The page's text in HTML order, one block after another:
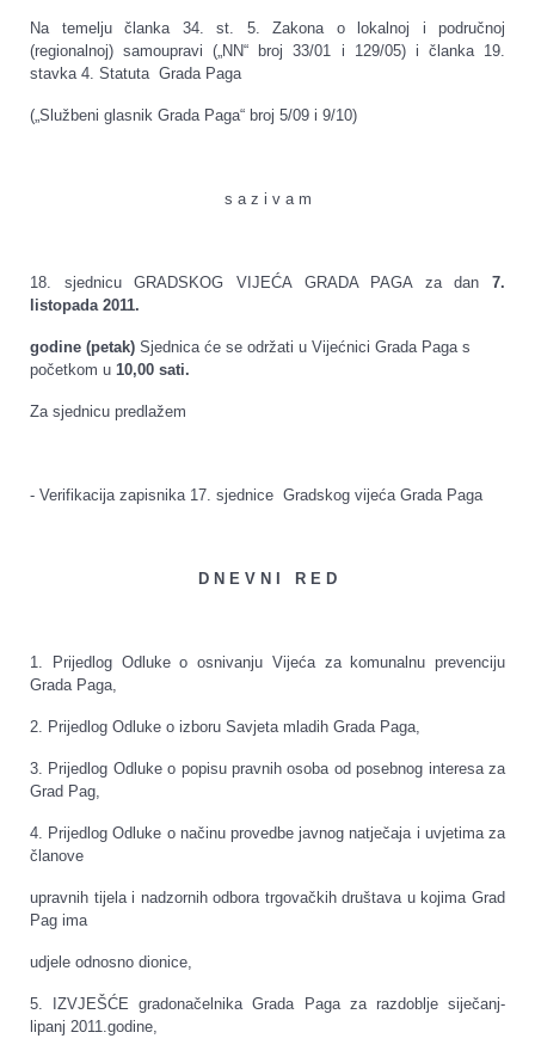
Na temelju članka 34. st. 5. Zakona o lokalnoj i područnoj
(regionalnoj) samoupravi („NN“ broj 33/01 i 129/05) i članka 19.
stavka 4. Statuta Grada Paga
(„Službeni glasnik Grada Paga“ broj 5/09 i 9/10)
s a z i v a m
18. sjednicu GRADSKOG VIJEĆA GRADA PAGA za dan 7.
listopada 2011.
godine (petak) Sjednica će se održati u Vijećnici Grada Paga s
početkom u 10,00 sati.
Za sjednicu predlažem
- Verifikacija zapisnika 17. sjednice Gradskog vijeća Grada Paga
D N E V N I R E D
1. Prijedlog Odluke o osnivanju Vijeća za komunalnu prevenciju
Grada Paga,
2. Prijedlog Odluke o izboru Savjeta mladih Grada Paga,
3. Prijedlog Odluke o popisu pravnih osoba od posebnog interesa za
Grad Pag,
4. Prijedlog Odluke o načinu provedbe javnog natječaja i uvjetima za
članove
upravnih tijela i nadzornih odbora trgovačkih društava u kojima Grad
Pag ima
udjele odnosno dionice,
5. IZVJEŠĆE gradonačelnika Grada Paga za razdoblje siječanj-
lipanj 2011.godine,